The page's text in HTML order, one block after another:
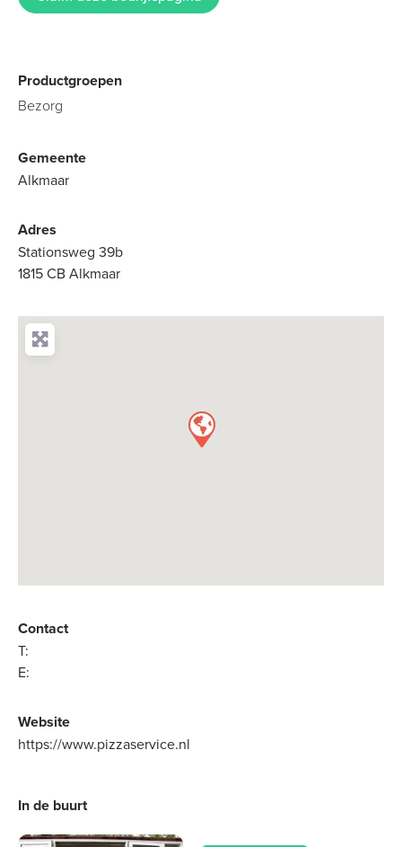
Productgroepen
Bezorg
Gemeente
Alkmaar
Adres
Stationsweg 39b
1815 CB Alkmaar
Contact
T:
E:
Website
https://www.pizzaservice.nl
In de buurt